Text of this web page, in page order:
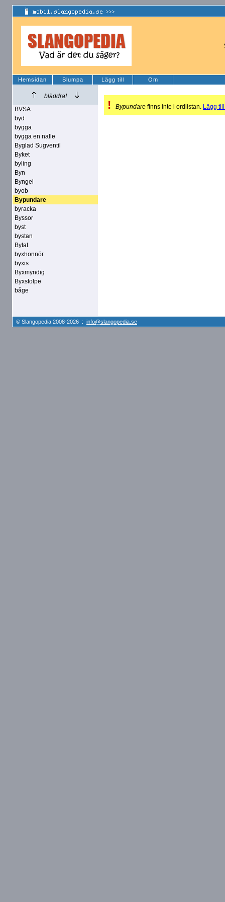
Hemsidan Slumpa Lägg till Om
bläddra!
BVSA
byd
bygga
bygga en nalle
Byglad Sugventil
Byket
byling
Byn
Byngel
byob
Bypundare
byracka
Byssor
byst
bystan
Bytat
byxhonnör
byxis
Byxmyndig
Byxstolpe
båge
! Bypundare finns inte i ordlistan. Lägg
© Slangopedia 2008-2026 : info@slangopedia.se